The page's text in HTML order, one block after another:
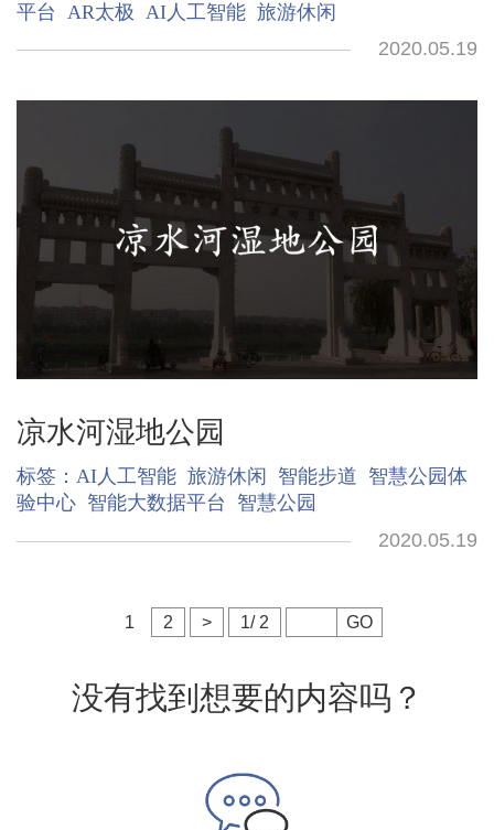
平台 AR太极 AI人工智能 旅游休闲
2020.05.19
凉水河湿地公园
标签： AI人工智能 旅游休闲 智能步道 智慧公园体
验中心 智能大数据平台
智慧公园
2020.05.19
1 2 > 1/ 2 GO
没有找到想要的内容吗？